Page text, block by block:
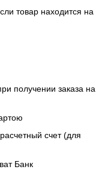
товар находится на
получении заказа на
счет (для
Банк